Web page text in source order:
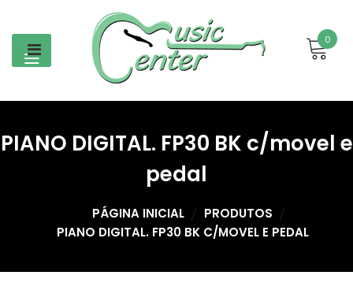
content
0
PIANO DIGITAL. FP30 BK c/movel e
pedal
PÁGINA INICIAL
PRODUTOS
PIANO DIGITAL. FP30 BK C/MOVEL E PEDAL